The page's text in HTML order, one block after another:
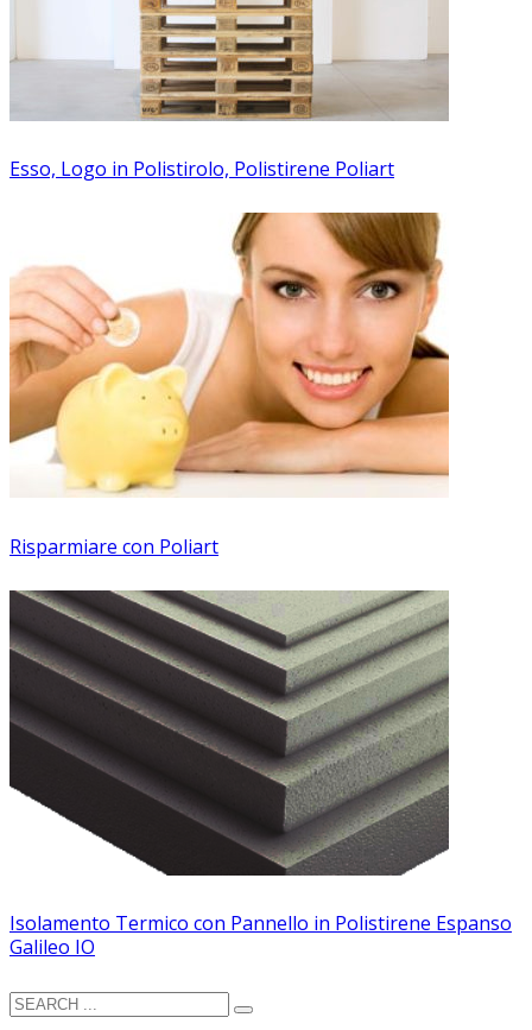
Esso, Logo in Polistirolo, Polistirene Poliart
Risparmiare con Poliart
Isolamento Termico con Pannello in Polistirene Espanso
Galileo IO